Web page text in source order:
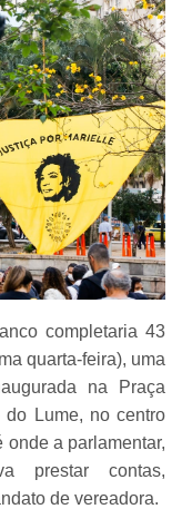
completaria 43
quarta-feira), uma
na Praça
do Lume, no centro
a parlamentar,
prestar contas,
de vereadora.